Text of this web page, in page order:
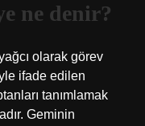
ne denir?
olarak görev
ifade edilen
tanımlamak
Geminin